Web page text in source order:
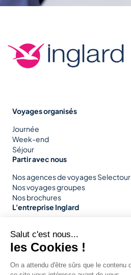
Voyages organisés
Journée
Week-end
Séjour
Partir avec nous
Nos agences de voyages Selectour
Nos voyages groupes
Nos brochures
L'entreprise Inglard
Nos engagements
Notre parc
Nous rejoindre